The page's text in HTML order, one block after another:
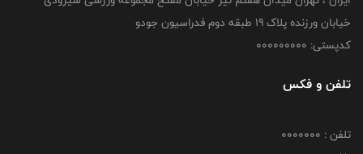
خیابان ورزنده پلاک ۱۹ طبقه دوم فدراسیون جودو
کدپستی: 000000000
تلفن و فکس
تلفن : 0000000